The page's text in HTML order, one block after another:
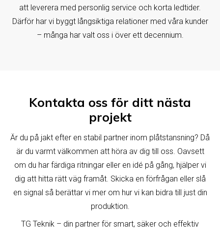
att leverera med personlig service och korta ledtider.
Därför har vi byggt långsiktiga relationer med våra kunder
– många har valt oss i över ett decennium.
Kontakta oss för ditt nästa
projekt
Är du på jakt efter en stabil partner inom plåtstansning? Då
är du varmt välkommen att höra av dig till oss. Oavsett
om du har färdiga ritningar eller en idé på gång, hjälper vi
dig att hitta rätt väg framåt. Skicka en förfrågan eller slå
en signal så berättar vi mer om hur vi kan bidra till just din
produktion.
TG Teknik – din partner för smart, säker och effektiv